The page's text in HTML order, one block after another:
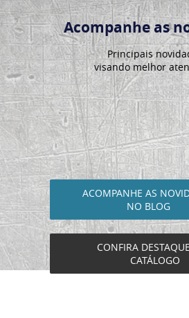
Acompanhe as
Principais
visando melhor
ACOMPANHE AS
NO BLOG
CONFIRA
CATÁLOGO